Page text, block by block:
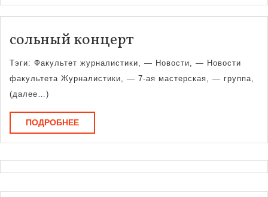
сольный концерт
концерт
Тэги: Факультет журналистики, — Новости, — Новости
факультета Журналистики, — 7-ая мастерская, — группа,
(далее…)
ПОДРОБНЕЕПОДРОБНЕЕ